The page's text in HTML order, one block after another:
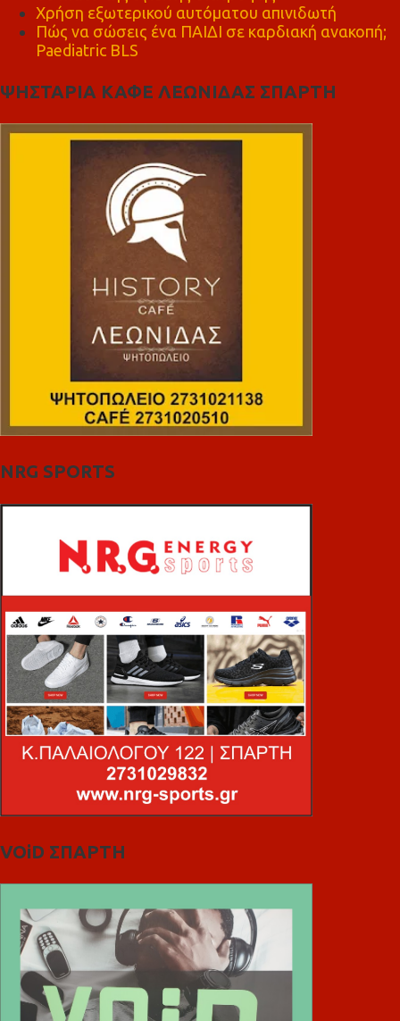
Χρήση εξωτερικού αυτόματου απινιδωτή
Πώς να σώσεις ένα ΠΑΙΔΙ σε καρδιακή ανακοπή;
Paediatric BLS
ΨΗΣΤΑΡΙΑ ΚΑΦΕ ΛΕΩΝΙΔΑΣ ΣΠΑΡΤΗ
NRG SPORTS
VOiD ΣΠΑΡΤΗ